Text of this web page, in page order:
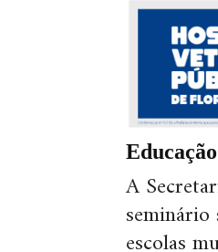
A
seminário
escolas